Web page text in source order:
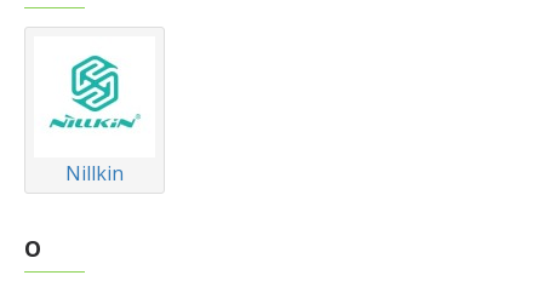
Nillkin
O